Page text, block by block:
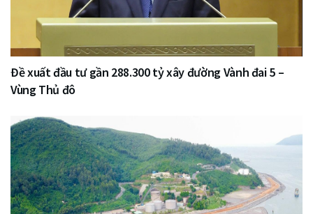
Đề xuất đầu tư gần 288.300 tỷ xây đường Vành đai 5 –
Vùng Thủ đô